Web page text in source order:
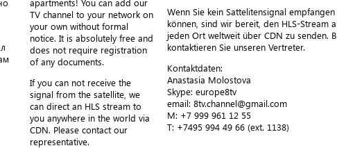
apartments! You can add our
TV channel to your network on
your own without formal
notice. It is absolutely free and
does not require registration
of any documents.
If you can not receive the
signal from the satellite, we
can direct an HLS stream to
you anywhere in the world via
CDN. Please contact our
representative.
Wenn Sie kein Sattelitensignal empfangen
können, sind wir bereit, den HLS-Stream
jeden Ort weltweit über CDN zu senden.
kontaktieren Sie unseren Vertreter.
Kontaktdaten:
Anastasia Molostova
​Skype: europe8tv
email: 8tv.channel@gmail.com
M: +7 999 961 12 55
T​: +7495 994 49 66 (ext. 1138)